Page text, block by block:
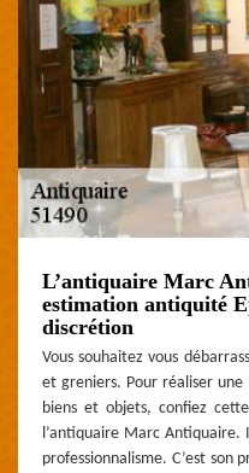
L’antiquaire Marc
estimation antiquité
discrétion
Vous souhaitez vous
et greniers. Pour réaliser une
biens et objets, confiez
l’antiquaire Marc Antiquaire.
professionnalisme. C’est son